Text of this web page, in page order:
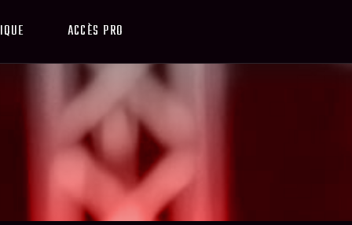
ACCÈS PRO